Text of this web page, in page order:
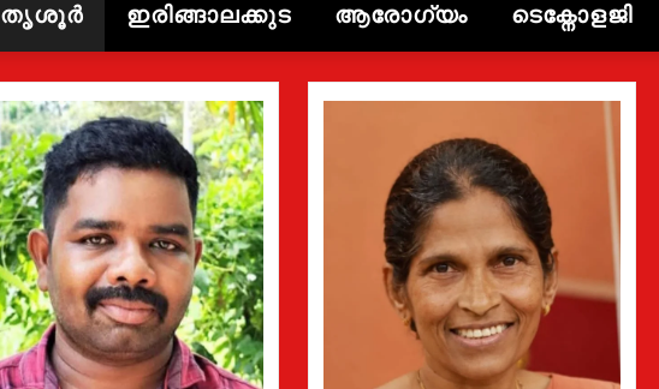
തൃശൂർ ഇരിങ്ങാലക്കുട ആരോഗ്യം ടെക്നോളജി